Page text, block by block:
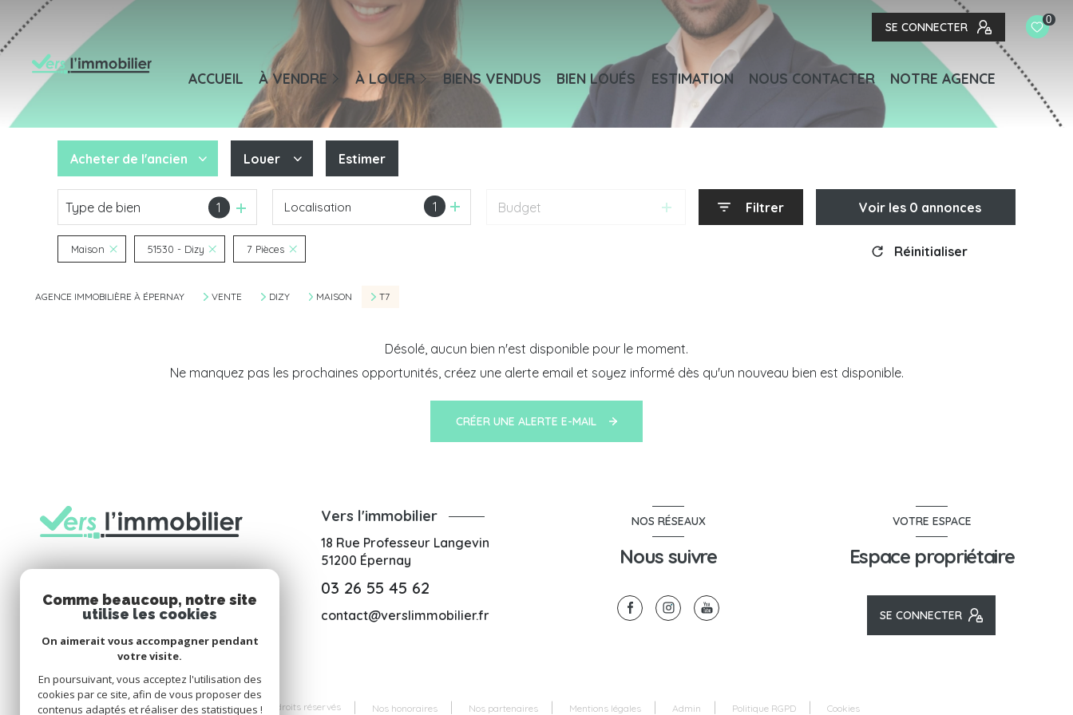
SE CONNECTER
0
ACCUEIL À VENDRE
Maisons / Villas
Appartements
Terrains
Autres
Bureaux / Commerces
À LOUER
Maisons
Appartements
Bureaux / Commerces
BIENS VENDUS BIEN LOUÉS ESTIMATION NOUS CONTACTER NOTRE AGENCE
Acheter de l'ancien
De l'ancien
De l'immo pro
Louer
à l'année
Estimer
Type de bien 1 1
Localisation Budget Filtrer Voir les 0 annonces
Maison 51530 - Dizy 7 Pièces Réinitialiser
AGENCE IMMOBILIÈRE À ÉPERNAY VENTE DIZY MAISON T7
Désolé, aucun bien n'est disponible pour le moment.
Ne manquez pas les prochaines opportunités, créez une alerte email et soyez informé dès qu'un nouveau bien est disponible.
CRÉER UNE ALERTE E-MAIL
Vers l'immobilier
18 Rue Professeur Langevin
51200 Épernay
03 26 55 45 62
contact@verslimmobilier.fr
NOS RÉSEAUX
Nous suivre
VOTRE ESPACE
Espace propriétaire
SE CONNECTER
© 2026 | Tous droits réservés Nos honoraires Nos partenaires Mentions légales Admin Politique RGPD Cookies
Comme beaucoup, notre site
utilise les cookies
On aimerait vous accompagner pendant
votre visite.
En poursuivant, vous acceptez l'utilisation des
cookies par ce site, afin de vous proposer des
contenus adaptés et réaliser des statistiques !